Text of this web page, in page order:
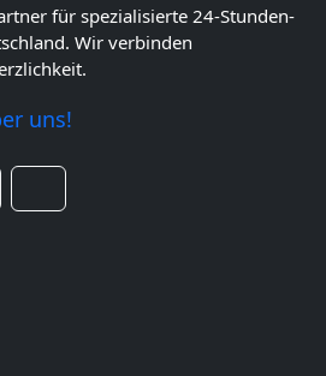
für spezialisierte 24-Stunden-
Wir verbinden
uns!